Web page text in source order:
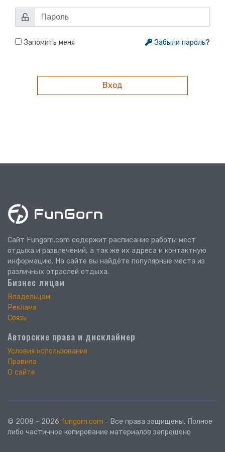
Запомить меня Забыли пароль?
Сайт Fungorn.com содержит расписание работы мест
отдыха и развлечений, а так же их адреса и контактную
информацию. На сайте вы найдёте популярные места из
различных отраслей отдыха.
Бизнес лицам
Владельцам
Реклама
Связь
Авторские права и дисклаймер
Условия использования
Правила
О сайте
© 2008 - 2026 fungorn.com ‐ Все права защищены. Полное
либо частичное копирование материалов запрещено